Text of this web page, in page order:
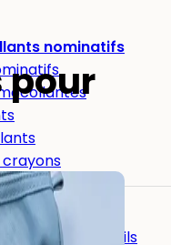
nominatifs
pour outils